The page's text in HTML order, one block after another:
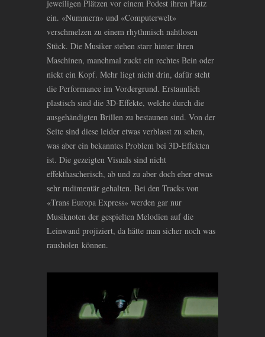
jeweiligen Plätzen vor einem Podest ihren Platz
ein. «Nummern» und «Computerwelt»
verschmelzen zu einem rhythmisch nahtlosen
Stück. Die Musiker stehen starr hinter ihren
Maschinen, manchmal zuckt ein rechtes Bein oder
nickt ein Kopf. Mehr liegt nicht drin, dafür steht
die Performance im Vordergrund. Erstaunlich
plastisch sind die 3D-Effekte, welche durch die
ausgehändigten Brillen zu bestaunen sind. Von der
Seite sind diese leider etwas verblasst zu sehen,
was aber ein bekanntes Problem bei 3D-Effekten
ist. Die gezeigten Visuals sind nicht
effekthascherisch, ab und zu aber doch eher etwas
sehr rudimentär gehalten. Bei den Tracks von
«Trans Europa Express» werden gar nur
Musiknoten der gespielten Melodien auf die
Leinwand projiziert, da hätte man sicher noch was
rausholen können.